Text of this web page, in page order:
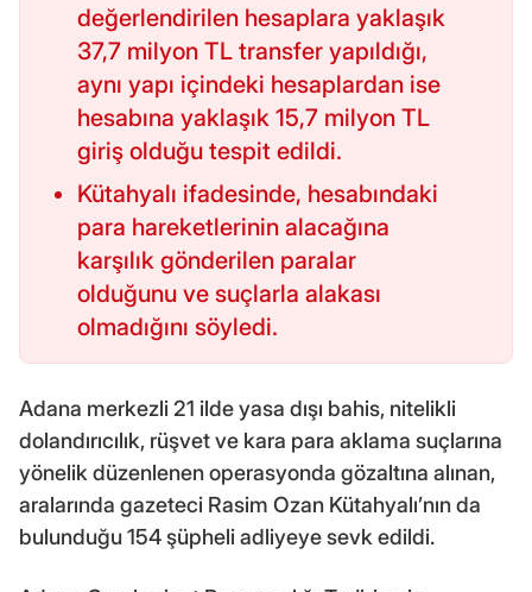
değerlendirilen hesaplara yaklaşık
37,7 milyon TL transfer yapıldığı,
aynı yapı içindeki hesaplardan ise
hesabına yaklaşık 15,7 milyon TL
giriş olduğu tespit edildi.
Kütahyalı ifadesinde, hesabındaki
para hareketlerinin alacağına
karşılık gönderilen paralar
olduğunu ve suçlarla alakası
olmadığını söyledi.
Adana merkezli 21 ilde yasa dışı bahis, nitelikli
dolandırıcılık, rüşvet ve kara para aklama suçlarına
yönelik düzenlenen operasyonda gözaltına alınan,
aralarında gazeteci Rasim Ozan Kütahyalı’nın da
bulunduğu 154 şüpheli adliyeye sevk edildi.